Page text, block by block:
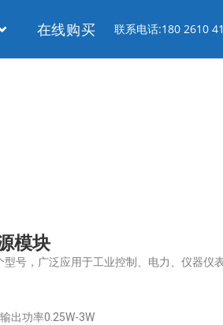
联系电话:180 2610
在线购买
模块
号，广泛应用于工业控制、电力、仪器仪
出功率0.25W-3W